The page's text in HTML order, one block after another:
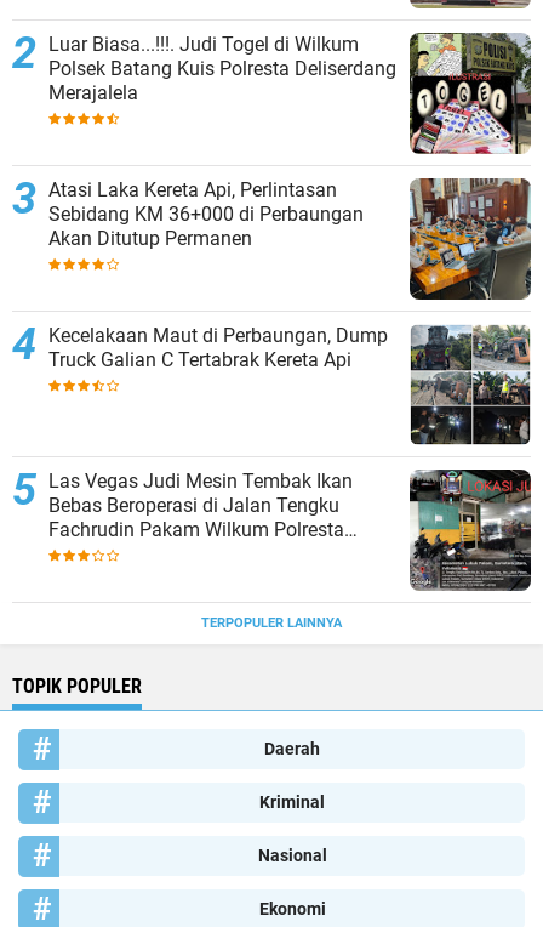
Luar Biasa...!!!. Judi Togel di Wilkum
Polsek Batang Kuis Polresta Deliserdang
Merajalela
Atasi Laka Kereta Api, Perlintasan
Sebidang KM 36+000 di Perbaungan
Akan Ditutup Permanen
Kecelakaan Maut di Perbaungan, Dump
Truck Galian C Tertabrak Kereta Api
Las Vegas Judi Mesin Tembak Ikan
Bebas Beroperasi di Jalan Tengku
Fachrudin Pakam Wilkum Polresta
Deliserdang
TERPOPULER LAINNYA
TOPIK POPULER
Daerah
Kriminal
Nasional
Ekonomi